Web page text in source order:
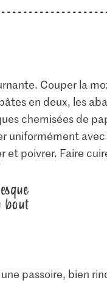
Couper la
en deux, les
chemisées de
uniformément
poivrer. Faire
bout
passoire, bien